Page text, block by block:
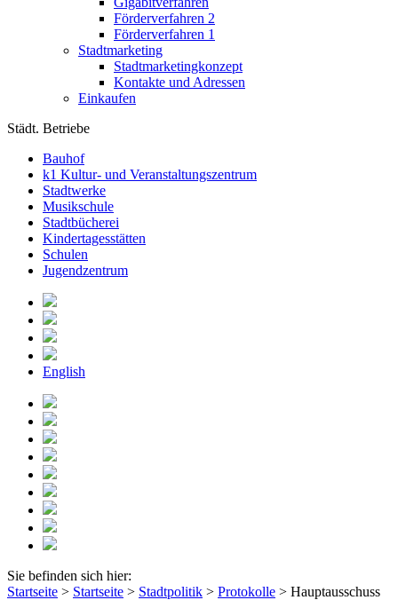
Förderverfahren 2
Förderverfahren 1
Stadtmarketing
Stadtmarketingkonzept
Kontakte und Adressen
Einkaufen
Städt. Betriebe
Bauhof
k1 Kultur- und Veranstaltungszentrum
Stadtwerke
Musikschule
Stadtbücherei
Kindertagesstätten
Schulen
Jugendzentrum
English
Sie befinden sich hier:
Startseite > Startseite > Stadtpolitik > Protokolle > Hauptausschuss